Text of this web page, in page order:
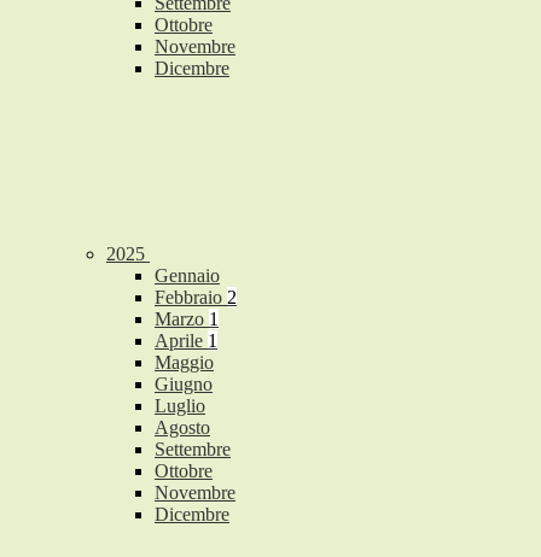
Ottobre
Novembre
Dicembre
2025
Gennaio
Febbraio 2
Marzo 1
Aprile 1
Maggio
Giugno
Luglio
Agosto
Settembre
Ottobre
Novembre
Dicembre